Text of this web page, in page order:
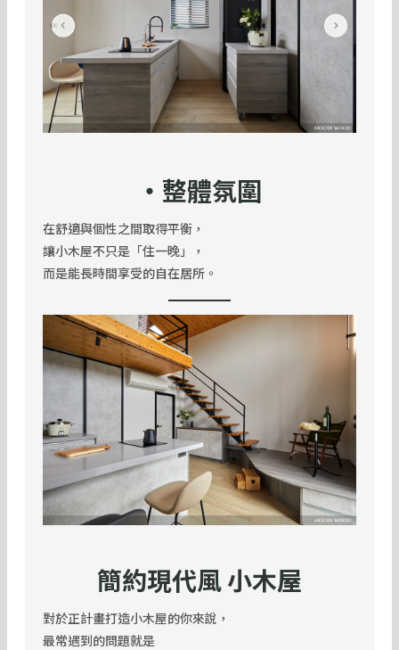
・整體氛圍
在舒適與個性之間取得平衡，
讓小木屋不只是「住一晚」，
而是能長時間享受的自在居所。
簡約現代風 小木屋
對於正計畫打造小木屋的你來說，
最常遇到的問題就是